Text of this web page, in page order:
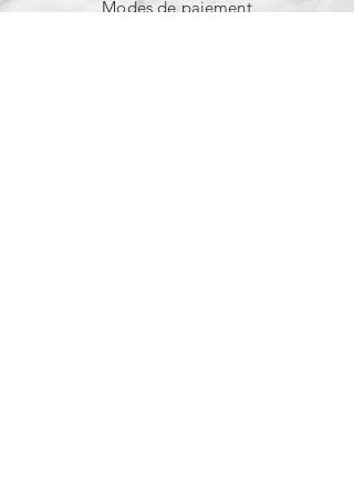
Modes de paiement